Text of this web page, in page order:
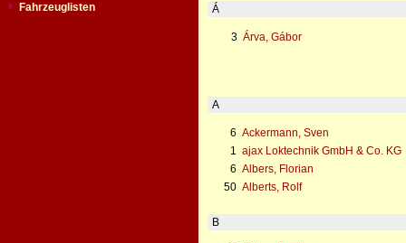
Fahrzeuglisten
Á
3 Árva, Gábor
A
6 Ackermann, Sven
1 ajax Loktechnik GmbH & Co. KG
6 Albers, Florian
50 Alberts, Rolf
B